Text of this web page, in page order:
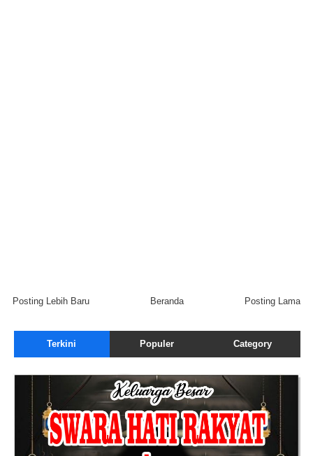
Posting Lebih Baru Posting Lama
Beranda
Terkini Populer Category